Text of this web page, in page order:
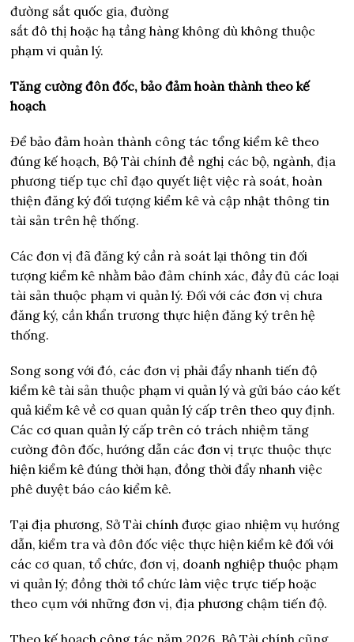
đường sắt quốc gia, đường
sắt đô thị hoặc hạ tầng hàng không dù không thuộc
phạm vi quản lý.
Tăng cường đôn đốc, bảo đảm hoàn thành theo kế
hoạch
Để bảo đảm hoàn thành công tác tổng kiểm kê theo
đúng kế hoạch, Bộ Tài chính đề nghị các bộ, ngành, địa
phương tiếp tục chỉ đạo quyết liệt việc rà soát, hoàn
thiện đăng ký đối tượng kiểm kê và cập nhật thông tin
tài sản trên hệ thống.
Các đơn vị đã đăng ký cần rà soát lại thông tin đối
tượng kiểm kê nhằm bảo đảm chính xác, đầy đủ các loại
tài sản thuộc phạm vi quản lý. Đối với các đơn vị chưa
đăng ký, cần khẩn trương thực hiện đăng ký trên hệ
thống.
Song song với đó, các đơn vị phải đẩy nhanh tiến độ
kiểm kê tài sản thuộc phạm vi quản lý và gửi báo cáo kết
quả kiểm kê về cơ quan quản lý cấp trên theo quy định.
Các cơ quan quản lý cấp trên có trách nhiệm tăng
cường đôn đốc, hướng dẫn các đơn vị trực thuộc thực
hiện kiểm kê đúng thời hạn, đồng thời đẩy nhanh việc
phê duyệt báo cáo kiểm kê.
Tại địa phương, Sở Tài chính được giao nhiệm vụ hướng
dẫn, kiểm tra và đôn đốc việc thực hiện kiểm kê đối với
các cơ quan, tổ chức, đơn vị, doanh nghiệp thuộc phạm
vi quản lý; đồng thời tổ chức làm việc trực tiếp hoặc
theo cụm với những đơn vị, địa phương chậm tiến độ.
Theo kế hoạch công tác năm 2026, Bộ Tài chính cũng